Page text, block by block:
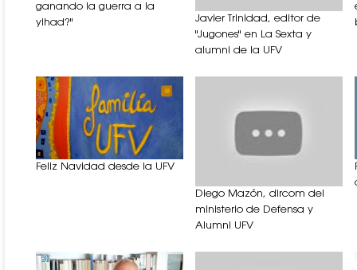
ganando la guerra a la
yihad?"
Javier Trinidad, editor de
"Jugones" en La Sexta y
alumni de la UFV
Feliz Navidad desde la UFV
Diego Mazón, dircom del
ministerio de Defensa y
Alumni UFV